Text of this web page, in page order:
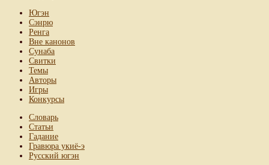
Югэн
Сэнрю
Ренга
Вне канонов
Сунаба
Свитки
Темы
Авторы
Игры
Конкурсы
Словарь
Статьи
Гадание
Гравюра укиё-э
Русский югэн